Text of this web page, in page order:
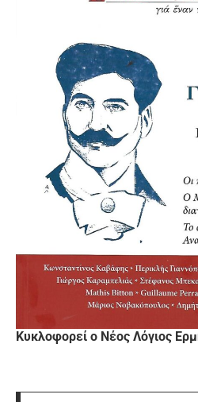
Κυκλοφορεί ο Νέος Λόγιος